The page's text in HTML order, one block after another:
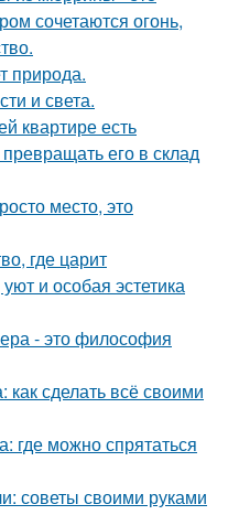
сочетаются огонь,
природа.
и света.
квартире есть
его в склад
место, это
где царит
и особая эстетика
- это философия
сделать всё своими
где можно спрятаться
советы своими руками